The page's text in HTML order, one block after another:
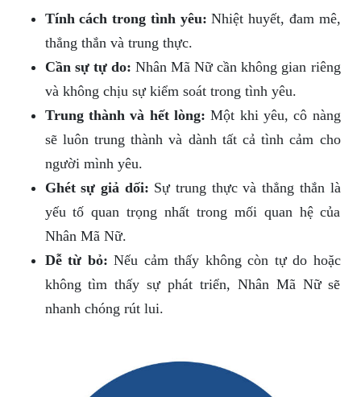
Tính cách trong tình yêu: Nhiệt huyết, đam mê,
thẳng thắn và trung thực.
Cần sự tự do: Nhân Mã Nữ cần không gian riêng
và không chịu sự kiểm soát trong tình yêu.
Trung thành và hết lòng: Một khi yêu, cô nàng
sẽ luôn trung thành và dành tất cả tình cảm cho
người mình yêu.
Ghét sự giả dối: Sự trung thực và thẳng thắn là
yếu tố quan trọng nhất trong mối quan hệ của
Nhân Mã Nữ.
Dễ từ bỏ: Nếu cảm thấy không còn tự do hoặc
không tìm thấy sự phát triển, Nhân Mã Nữ sẽ
nhanh chóng rút lui.